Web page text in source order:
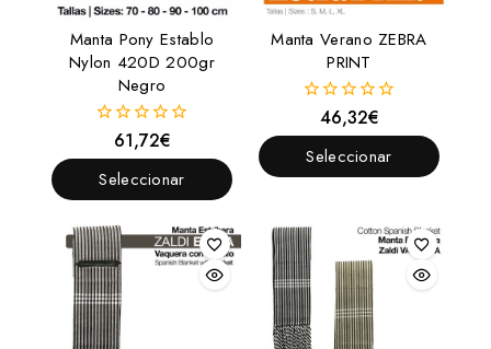
Manta Pony Establo
Nylon 420D 200gr
Negro
fuera
de
5
61,72€
Seleccionar
Manta Verano ZEBRA
PRINT
fuera
de
5
46,32€
Seleccionar